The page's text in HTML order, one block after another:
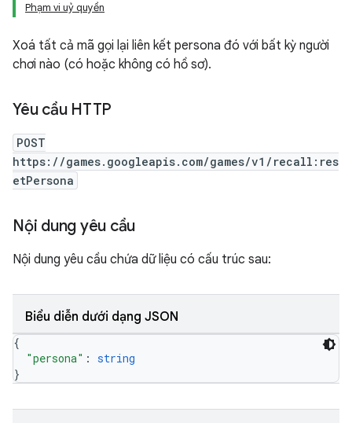
Phạm vi uỷ quyền
Xoá tất cả mã gọi lại liên kết persona đó với bất kỳ người
chơi nào (có hoặc không có hồ sơ).
Yêu cầu HTTP
POST
https://games.googleapis.com/games/v1/recall:res
etPersona
Nội dung yêu cầu
Nội dung yêu cầu chứa dữ liệu có cấu trúc sau:
Biểu diễn dưới dạng JSON
{
"persona" : string
}